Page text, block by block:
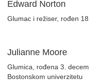
Edward Norton
Glumac i režiser, rođen
Julianne Moore
Glumica, rođena 3.
Bostonskom univerzitetu